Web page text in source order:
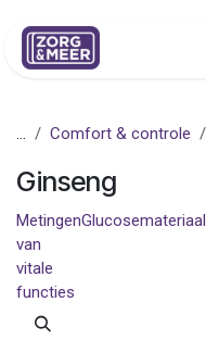
... Comfort & controle
Ginseng
Metingen
van
vitale
functies
Glucosemateriaal